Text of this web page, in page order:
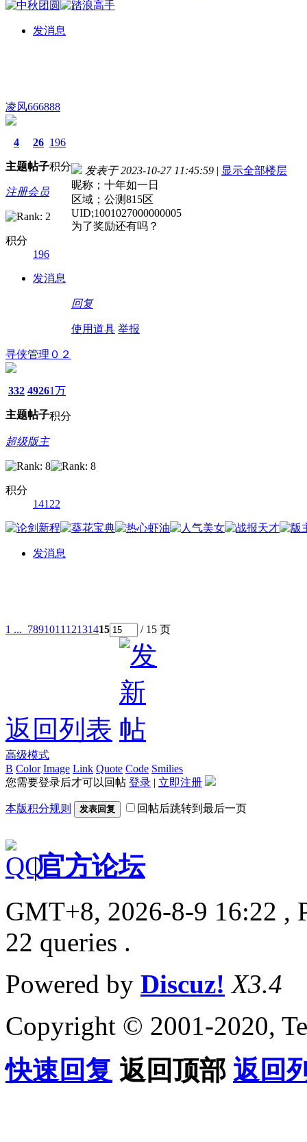
发消息
凌风666888
4
主题
26
帖子
196
积分
注册会员
积分
196
发消息
发表于 2023-10-27 11:45:59 | 显示全部楼层
昵称；十年如一日
区域；公测815区
UID;1001027000000005
为了奖励还有吗？
回复
使用道具 举报
寻侠管理０２
332
主题
4926
帖子
1万
积分
超级版主
积分
14122
发消息
1 ... 7891011 12131415 / 15 页
返回列表
高级模式
B Color Image Link Quote Code Smilies
您需要登录后才可以回帖 登录 | 立即注册
本版积分规则 发表回复 回帖后跳转到最后一页
|官方论坛
GMT+8, 2026-8-9 16:22 ,
22 queries .
Powered by Discuz! X3.4
Copyright © 2001-2020,
快速回复 返回顶部 返回